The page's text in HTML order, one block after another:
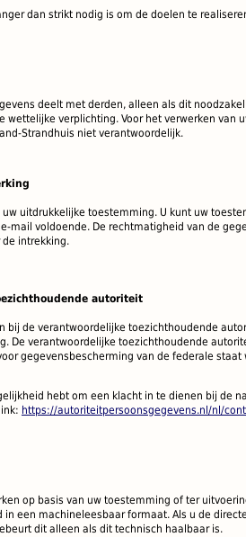
dan strikt nodig is om de doelen te
deelt met derden, alleen als dit
verplichting. Voor het verwerken van
Strandhuis niet verantwoordelijk.
uitdrukkelijke toestemming. U kunt uw
mail voldoende. De rechtmatigheid van de
intrekking.
autoriteit
bij de verantwoordelijke toezichthoudende
De verantwoordelijke toezichthoudende
gegevensbescherming van de federale staat
hebt om een klacht in te dienen bij de
https://autoriteitpersoonsgegevens.nl/nl/
op basis van uw toestemming of ter
in een machineleesbaar formaat. Als u de
dit alleen als dit technisch haalbaar is.